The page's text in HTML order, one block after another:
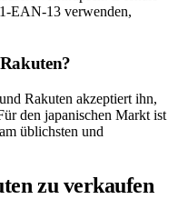
EAN-13 verwenden,
Rakuten akzeptiert ihn,
den japanischen Markt ist
üblichsten und
zu verkaufen